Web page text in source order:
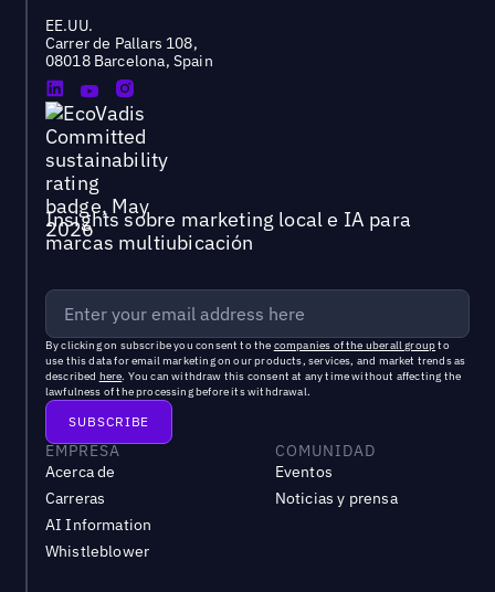
EE.UU.
Carrer de Pallars 108,
08018 Barcelona, Spain
Insights sobre marketing local e IA para
marcas multiubicación
By clicking on subscribe you consent to the companies of the uberall groupto
use this data for email marketing on our products, services, and market trends as
described here. You can withdraw this consent at any time without affecting the
lawfulness of the processing before its withdrawal.
EMPRESA
Acerca de
Carreras
AI Information
Whistleblower
COMUNIDAD
Eventos
Noticias y prensa